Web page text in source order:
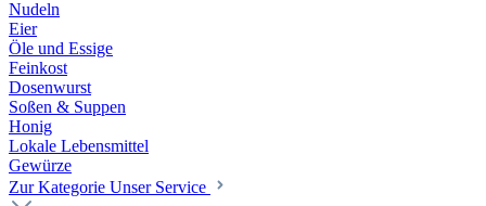
Nudeln
Eier
Öle und Essige
Feinkost
Dosenwurst
Soßen & Suppen
Honig
Lokale Lebensmittel
Gewürze
Zur Kategorie Unser Service